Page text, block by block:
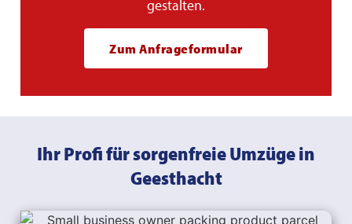
gestalten.
Zum Anfrageformular
Ihr Profi für sorgenfreie Umzüge in
Geesthacht